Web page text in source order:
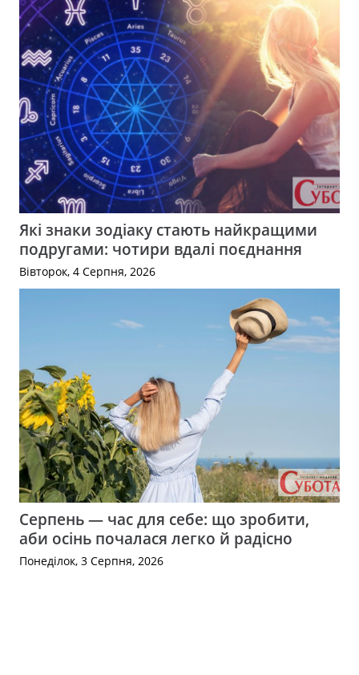
Які знаки зодіаку стають найкращими
подругами: чотири вдалі поєднання
Вівторок, 4 Серпня, 2026
Серпень — час для себе: що зробити,
аби осінь почалася легко й радісно
Понеділок, 3 Серпня, 2026